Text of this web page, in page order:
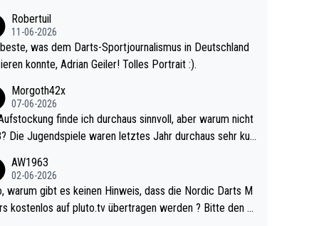
Robertuil
11-06-2026
was dem Darts-Sportjournalismus in Deutschland
konnte, Adrian Geiler! Tolles Portrait :).
Morgoth42x
07-06-2026
finde ich durchaus sinnvoll, aber warum nicht
sehr kur
Somit ändert die automatische Qualifikation des Weltm
nichts. Ich denke sie wollen damit für nächste
AW1963
02-06-2026
M
kostenlos auf pluto.tv übertragen werden ? Bitte den A